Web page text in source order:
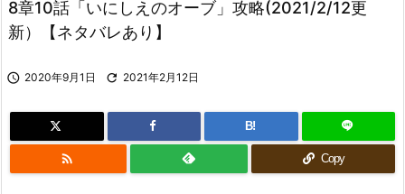
8章10話「いにしえのオーブ」攻略(2021/2/12更
新）【ネタバレあり】
 2020年9月1日  2021年2月12日
B!
 Copy